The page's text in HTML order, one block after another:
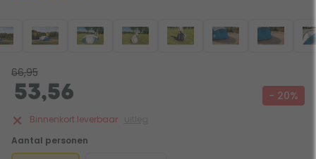
66,95
53,56 - 20%
Binnenkort leverbaar
Aantal personen